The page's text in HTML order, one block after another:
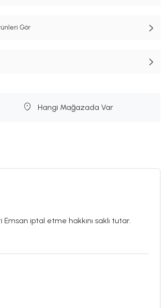
Gör
Hangi Mağazada Var
iptal etme hakkını saklı tutar.